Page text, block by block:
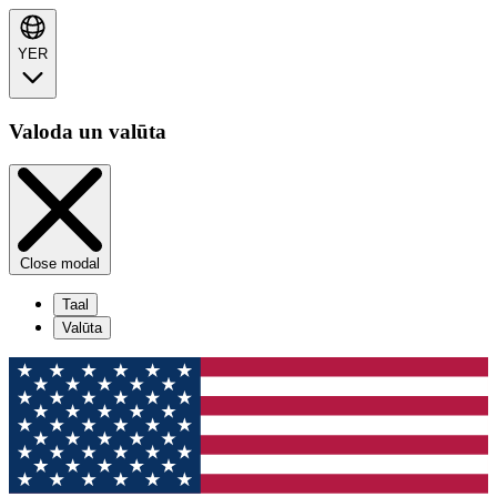
YER
Valoda un valūta
Close modal
Taal
Valūta